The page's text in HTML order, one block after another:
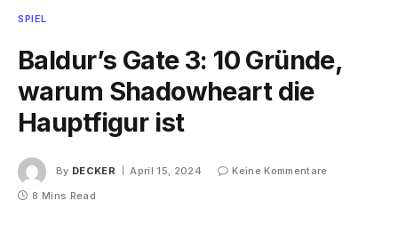
SPIEL
Baldur’s Gate 3: 10 Gründe,
warum Shadowheart die
Hauptfigur ist
By DECKER April 15, 2024
Keine Kommentare
8 Mins Read